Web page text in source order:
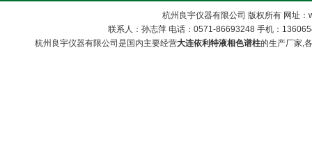
杭州良宇仪器有限公司 版权所有 网址
联系人：孙志萍 电话：0571-86693248 手机：
杭州良宇仪器有限公司是国内主要经营大连依利特液相色谱柱的生产厂家,